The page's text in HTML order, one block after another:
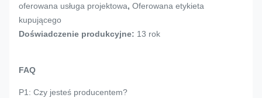
oferowana usługa projektowa, Oferowana etykieta
kupującego
Doświadczenie produkcyjne: 13 rok
FAQ
P1: Czy jesteś producentem?